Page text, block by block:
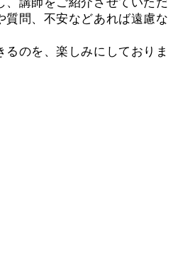
質問、不安などあれば遠慮な
るのを、楽しみにしておりま